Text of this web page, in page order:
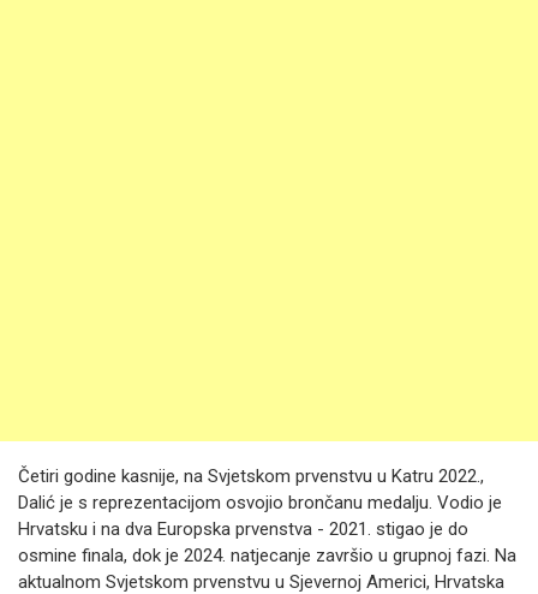
Četiri godine kasnije, na Svjetskom prvenstvu u Katru 2022.,
Dalić je s reprezentacijom osvojio brončanu medalju. Vodio je
Hrvatsku i na dva Europska prvenstva - 2021. stigao je do
osmine finala, dok je 2024. natjecanje završio u grupnoj fazi. Na
aktualnom Svjetskom prvenstvu u Sjevernoj Americi, Hrvatska